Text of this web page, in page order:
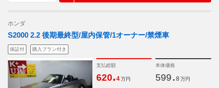
ホンダ
S2000 2.2 後期最終型/屋内保管/1オーナー/禁煙車
保証付 購入プラン付き
支払総額
620.4 万円
本体価格
599. 8 万円